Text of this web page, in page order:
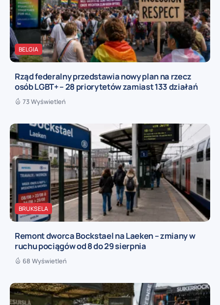
BELGIA
Rząd federalny przedstawia nowy plan na rzecz
osób LGBT+ – 28 priorytetów zamiast 133 działań
73 Wyświetleń
BRUKSELA
Remont dworca Bockstael na Laeken – zmiany w
ruchu pociągów od 8 do 29 sierpnia
68 Wyświetleń